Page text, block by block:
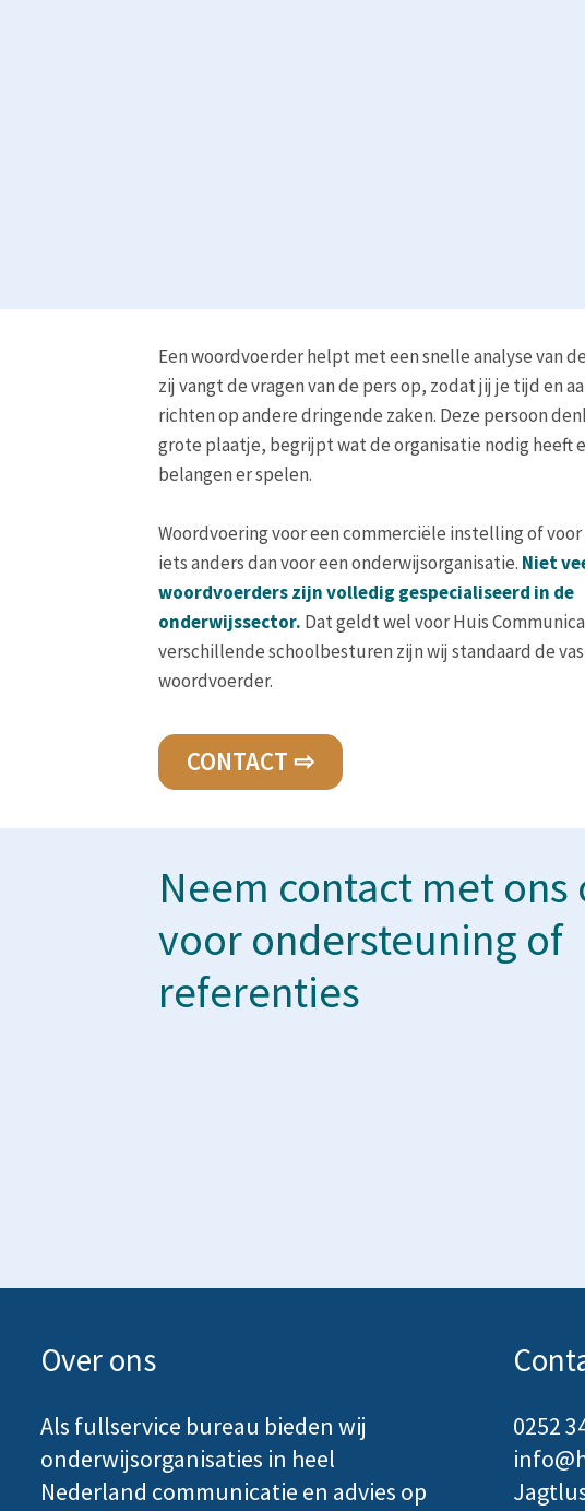
Een woordvoerder helpt met een snelle analyse van
zij vangt de vragen van de pers op, zodat jij je tijd en
richten op andere dringende zaken. Deze persoon
grote plaatje, begrijpt wat de organisatie nodig heeft
belangen er spelen.
Woordvoering voor een commerciële instelling of
iets anders dan voor een onderwijsorganisatie. Niet
woordvoerders zijn volledig gespecialiseerd in de
onderwijssector. Dat geldt wel voor Huis
verschillende schoolbesturen zijn wij standaard de
woordvoerder.
CONTACT ⇨
Neem contact met ons
voor ondersteuning of
referenties
Over ons
Als fullservice bureau bieden wij
onderwijsorganisaties in heel
Nederland communicatie en advies op
0252